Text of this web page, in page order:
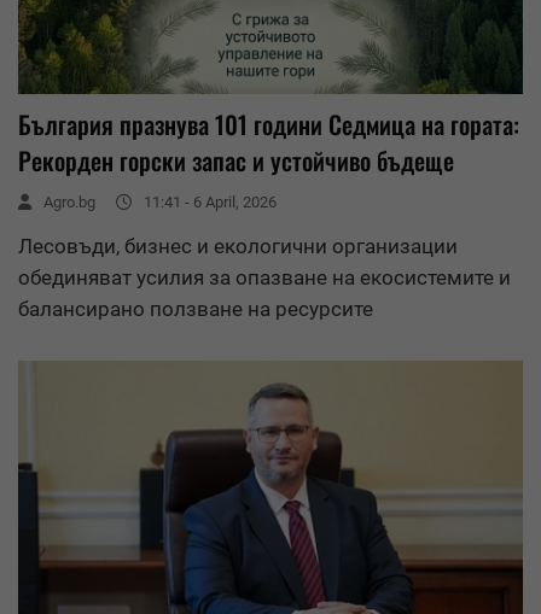
България празнува 101 години Седмица на гората:
Рекорден горски запас и устойчиво бъдеще
Agro.bg 11:41 - 6 April, 2026
Лесовъди, бизнес и екологични организации
обединяват усилия за опазване на екосистемите и
балансирано ползване на ресурсите